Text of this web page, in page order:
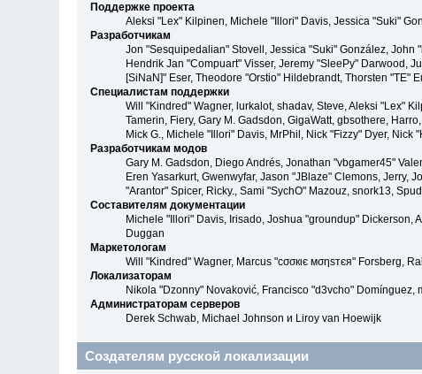
Поддержке проекта
Aleksi "Lex" Kilpinen, Michele "Illori" Davis, Jessica "Suki"
Разработчикам
Jon "Sesquipedalian" Stovell, Jessica "Suki" González, John
Hendrik Jan "Compuart" Visser, Jeremy "SleePy" Darwood,
[SiNaN]" Eser, Theodore "Orstio" Hildebrandt, Thorsten "TE"
Специалистам поддержки
Will "Kindred" Wagner, lurkalot, shadav, Steve, Aleksi "Lex"
Tamerin, Fiery, Gary M. Gadsdon, GigaWatt, gbsothere,
Mick G., Michele "Illori" Davis, MrPhil, Nick "Fizzy" Dyer,
Разработчикам модов
Gary M. Gadsdon, Diego Andrés, Jonathan "vbgamer45"
Eren Yasarkurt, Gwenwyfar, Jason "JBlaze" Clemons,
"Arantor" Spicer, Ricky., Sami "SychO" Mazouz, snork13,
Составителям документации
Michele "Illori" Davis, Irisado, Joshua "groundup"
Duggan
Маркетологам
Will "Kindred" Wagner, Marcus "cσσкιє мσηѕтєя" Forsberg,
Локализаторам
Nikola "Dzonny" Novaković, Francisco "d3vcho" Domínguez,
Администраторам серверов
Derek Schwab, Michael Johnson и Liroy van Hoewijk
Создателям русской локализации